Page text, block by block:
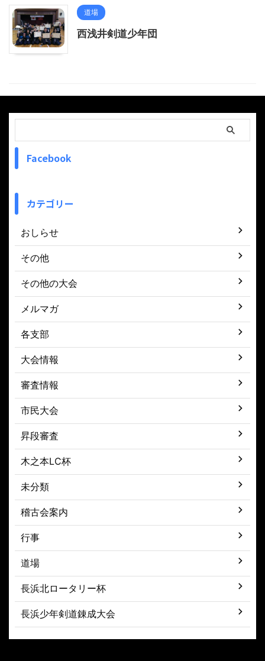
道場
西浅井剣道少年団
Facebook
カテゴリー
おしらせ
その他
その他の大会
メルマガ
各支部
大会情報
審査情報
市民大会
昇段審査
木之本LC杯
未分類
稽古会案内
行事
道場
長浜北ロータリー杯
長浜少年剣道錬成大会